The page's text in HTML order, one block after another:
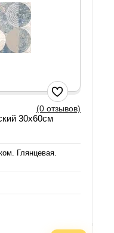
(0 отзывов)
30х60см
Глянцевая.